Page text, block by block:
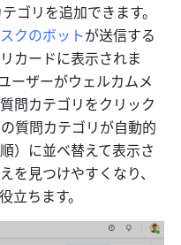
ゴリを追加できます。
クのボットが送信する
カードに表示されま
ーザーがウェルカムメ
問カテゴリをクリック
質問カテゴリが自動的
）に並ベ替えて表示さ
を見つけやすくなり、
立ちます。